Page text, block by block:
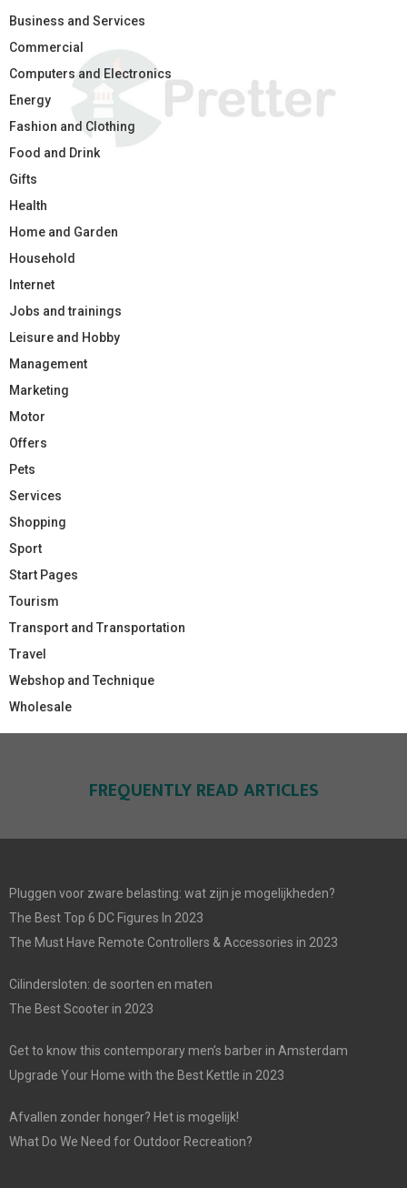
Business and Services
Commercial
Computers and Electronics
Energy
Fashion and Clothing
Food and Drink
Gifts
Health
Home and Garden
Household
Internet
Jobs and trainings
Leisure and Hobby
Management
Marketing
Motor
Offers
Pets
Services
Shopping
Sport
Start Pages
Tourism
Transport and Transportation
Travel
Webshop and Technique
Wholesale
FREQUENTLY READ ARTICLES
Pluggen voor zware belasting: wat zijn je mogelijkheden?
The Best Top 6 DC Figures In 2023
The Must Have Remote Controllers & Accessories in 2023
Cilindersloten: de soorten en maten
The Best Scooter in 2023
Get to know this contemporary men’s barber in Amsterdam
Upgrade Your Home with the Best Kettle in 2023
Afvallen zonder honger? Het is mogelijk!
What Do We Need for Outdoor Recreation?